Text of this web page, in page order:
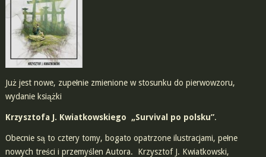
Już jest nowe, zupełnie zmienione w stosunku do pierwowzoru,
wydanie książki
Krzysztofa J. Kwiatkowskiego „Survival po polsku”.
Obecnie są to cztery tomy, bogato opatrzone ilustracjami, pełne
nowych treści i przemyślen Autora. Krzysztof J. Kwiatkowski,